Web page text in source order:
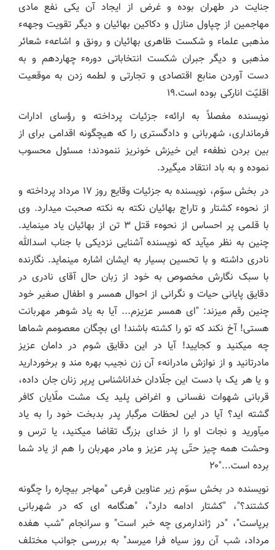
جنایت در طهران بوده و غرض از ایجاد آن یکی نفع مادی
مهاجمین از چپاول منازل و دکاکین بهائیان و دیگر تقویت وجههء
مذهبی علماء و شکست ظاهری بهائیان و رونق و اشاعهء شعائر
مذهبی و دیگر جبران شکست انتخاباتی دورهء چهاردهم و به
دست آوردن منابع اقتصادی و تجارتی و لطمه زدن به موقعیت
اقلیّت انارکی بوده است.۱۹
نویسنده مفصلاً به ارائهء جزئیات پرداخته و رؤسای ادارات
فرمانداری، شهربانی و دادگستری را که هیچگونه اقدامی برای از
بین بردن نطفهء این خیزش خونریز ننمودند؛ مسئول محسوب
نموده و به باد انتقاد می‏گیرد.
در بخش سوّم، نویسنده به جزئیات وقایع روز ۱۷ مرداد پرداخته و
از نحوهء کشتار و تاراج بهائیان نکته به نکته صحبت می‏دارد. وی
با قلمی پر احساس از نحوهء قتل ۳ تن از بهائیان یاد می‏نماید.
چنین به نظر می‏آید که نویسنده آشنایی نزدیکی با جناب اسدالله
نادری داشته و با تحسین بسیار به ایشان اشاره می‏نماید. نگارنده
با سبک نگارش مخصوص به خود از زبان حال آقای نادری در
دقایق پایانی حیات و نگرانی از احوال همسر و اطفال صغیر خود
چنین رقم می‏زند: "ای همسر عزیزم... آیا به یاد شوهر مهربانت
هستی! آخ نکند که تو را کشته باشند! ای بچگان معصومم شماها
چه می‏کنید و کجایید! آیا در این دقایق شوم در دامان عزیز
مادرتانید و از نوازش مادرانهء آن زن نجیب بهره ‏مند و برخوردارید
و یا هر یک با دست این جلّادان خداناشناس پرپر زنان جان داده،
قربانی شهوات نفسانی و اغراض پلید یک مشت ملّایان کافر
گشته ‏اید؟ آیا در این لحظات مرگبار پدر بدبخت خود را به یاد
می‏آورید و نجات او را از خدای بزرگ تقاضا می‏کنید، یا ترس و
وحشت همه چیز حتّی پدر عزیز و مادر مهربان را هم از یاد شما
برده است..."۲۰
نویسنده در بخش سوّم زیر عناوین فرعی "مهاجر بیچاره را چگونه
کشتند؟"، "کشتار ادامه دارد"، "هنگامه ‏ای که در شهربانی
برپاست"، "در ژاندارمری چه خبر است" و سرانجام "شب هفده
مرداد، شب آن روز سیاه فرا می‏رسد" به بررسی جوانب مختلف